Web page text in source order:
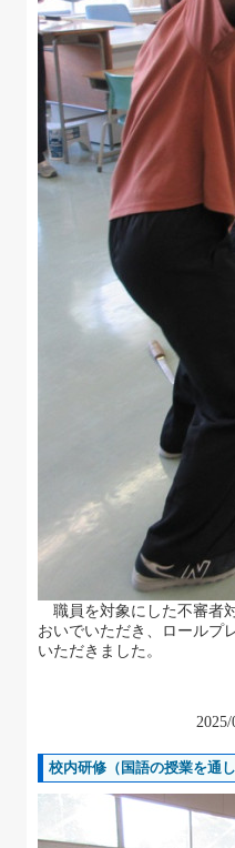
職員を対象にした不審者
おいでいただき、ロールプ
いただきました。
校内研修（国語の授業を通